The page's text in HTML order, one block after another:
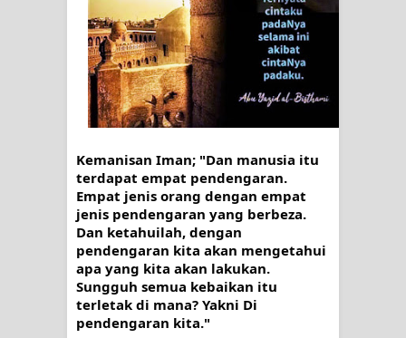
AHLI SUFFAH: GOLONGAN SUFI
PERTAMA DI ZAMAN RASULULLAH
SAW?
WAHDATUL WUJUD (IBNU ARABI)
DAN WAHDATUS SYUHUD (AHMAD
SIRHINDI)
Hati dan dua sayap
Kemanisan Iman; "Dan manusia itu
terdapat empat pendengaran.
Empat jenis orang dengan empat
jenis pendengaran yang berbeza.
Dan ketahuilah, dengan
pendengaran kita akan mengetahui
apa yang kita akan lakukan.
Sungguh semua kebaikan itu
terletak di mana? Yakni Di
pendengaran kita."